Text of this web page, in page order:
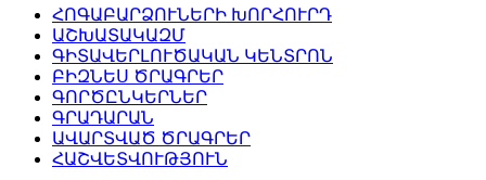
ՀՈԳԱԲԱՐՁՈՒՆԵՐԻ ԽՈՐՀՈՒՐԴ
ԱՇԽԱՏԱԿԱԶՄ
ԳԻՏԱՎԵՐԼՈՒԾԱԿԱՆ ԿԵՆՏՐՈՆ
ԲԻԶՆԵՍ ԾՐԱԳՐԵՐ
ԳՈՐԾԸՆԿԵՐՆԵՐ
ԳՐԱԴԱՐԱՆ
ԱՎԱՐՏՎԱԾ ԾՐԱԳՐԵՐ
ՀԱՇՎԵՏՎՈՒԹՅՈՒՆ